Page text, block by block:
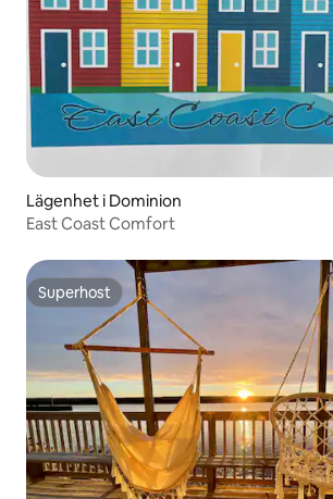
Lägenhet i Dominion
East Coast Comfort
Superhost
Superhost